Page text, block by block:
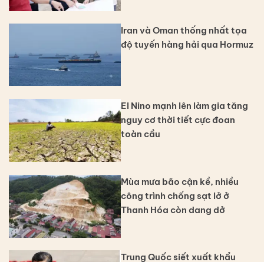
Iran và Oman thống nhất tọa
độ tuyến hàng hải qua Hormuz
El Nino mạnh lên làm gia tăng
nguy cơ thời tiết cực đoan
toàn cầu
Mùa mưa bão cận kề, nhiều
công trình chống sạt lở ở
Thanh Hóa còn dang dở
Trung Quốc siết xuất khẩu